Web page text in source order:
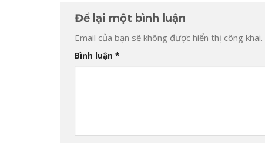
Để lại một bình luận
Email của bạn sẽ không được hiển thị công khai.
Bình luận *